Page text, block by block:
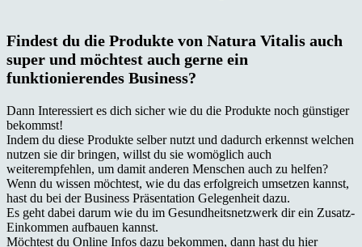
Findest du die Produkte von Natura Vitalis auch
super und möchtest auch gerne ein
funktionierendes Business?
Dann Interessiert es dich sicher wie du die Produkte noch günstiger
bekommst!
Indem du diese Produkte selber nutzt und dadurch erkennst welchen
nutzen sie dir bringen, willst du sie womöglich auch
weiterempfehlen, um damit anderen Menschen auch zu helfen?
Wenn du wissen möchtest, wie du das erfolgreich umsetzen kannst,
hast du bei der Business Präsentation Gelegenheit dazu.
Es geht dabei darum wie du im Gesundheitsnetzwerk dir ein Zusatz-
Einkommen aufbauen kannst.
Möchtest du Online Infos dazu bekommen, dann hast du hier